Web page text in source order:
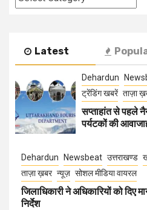
Latest
Dehardun
ट्रेंडिंग खबरें ताज़ा
सप्ताहांत से पहले
पर्यटकों की
Dehardun Newsbeat उत्तराखण्ड
ताज़ा ख़बर न्यूज़ सोशल मीडिया वायरल
जिलाधिकारी ने अधिकारियों को दिए
निर्देश